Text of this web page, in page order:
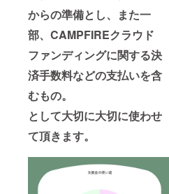
からの準備とし、また一
部、CAMPFIREクラウド
ファンディングに関する決
済手数料などの支払いを含
むもの。
として大切に大切に使わせ
て頂きます。